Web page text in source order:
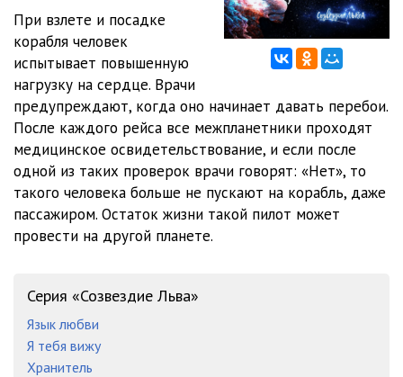
При взлете и посадке
корабля человек
испытывает повышенную
нагрузку на сердце. Врачи
предупреждают, когда оно начинает давать перебои.
После каждого рейса все межпланетники проходят
медицинское освидетельствование, и если после
одной из таких проверок врачи говорят: «Нет», то
такого человека больше не пускают на корабль, даже
пассажиром. Остаток жизни такой пилот может
провести на другой планете.
Серия «Созвездие Льва»
Язык любви
Я тебя вижу
Хранитель